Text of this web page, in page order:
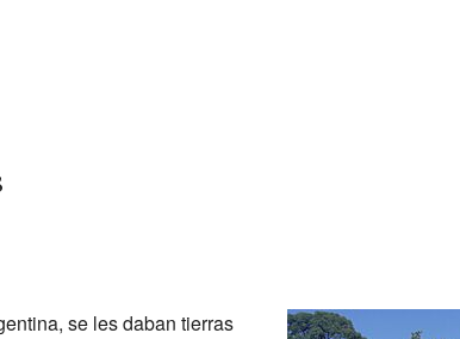
se les daban tierras